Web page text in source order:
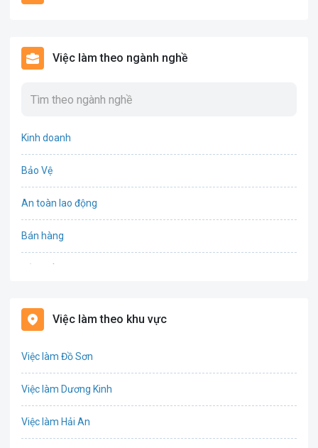
Việc làm theo ngành nghề
Kinh doanh
Bảo Vệ
An toàn lao động
Bán hàng
Biên phiên dịch
Việc làm theo khu vực
Việc làm Đồ Sơn
Việc làm Dương Kinh
Việc làm Hải An